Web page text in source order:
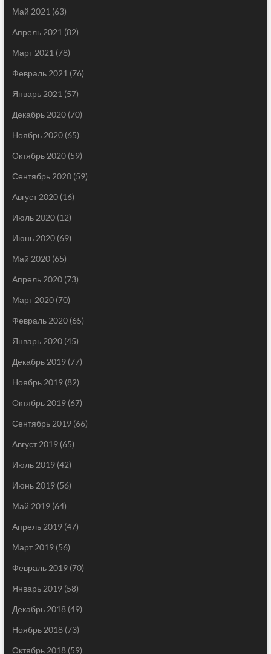
Май 2021 (63)
Апрель 2021 (82)
Март 2021 (78)
Февраль 2021 (76)
Январь 2021 (57)
Декабрь 2020(70)
Ноябрь 2020(65)
Октябрь 2020(59)
Сентябрь 2020(59)
Август 2020(16)
Июль 2020(12)
Июнь 2020(69)
Май 2020(65)
Апрель 2020(73)
Март 2020(70)
Февраль 2020(65)
Январь 2020(45)
Декабрь 2019(77)
Ноябрь 2019(82)
Октябрь 2019(67)
Сентябрь 2019(66)
Август 2019(65)
Июль 2019(42)
Июнь 2019(56)
Май 2019(64)
Апрель 2019(47)
Март 2019(56)
Февраль 2019(70)
Январь 2019(58)
Декабрь 2018(49)
Ноябрь 2018(73)
Октябрь 2018(59)